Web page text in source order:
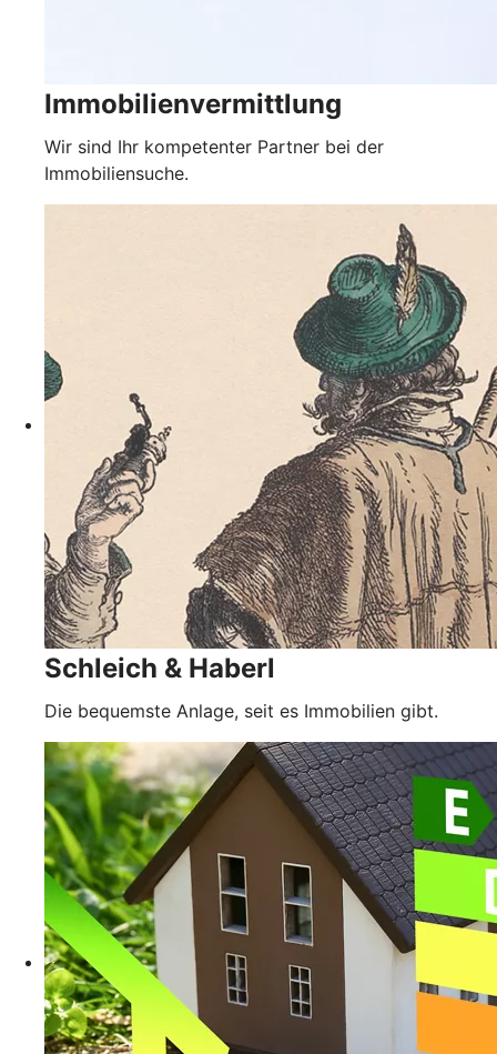
Immobilienvermittlung
Wir sind Ihr kompetenter Partner bei der
Immobiliensuche.
Schleich & Haberl
Die bequemste Anlage, seit es Immobilien gibt.